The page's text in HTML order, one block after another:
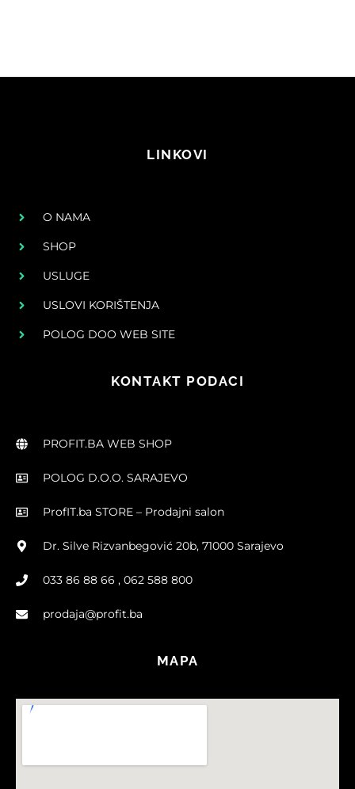
LINKOVI
O NAMA
SHOP
USLUGE
USLOVI KORIŠTENJA
POLOG DOO WEB SITE
KONTAKT PODACI
PROFIT.BA WEB SHOP
POLOG D.O.O. SARAJEVO
ProfIT.ba STORE – Prodajni salon
Dr. Silve Rizvanbegović 20b, 71000 Sarajevo
033 86 88 66 , 062 588 800
prodaja@profit.ba
MAPA